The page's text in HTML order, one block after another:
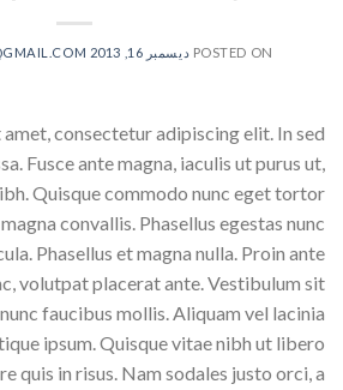
POSTED ON ديسمبر 16, 2013
consectetur adipiscing elit. In sed
Fusce ante magna, iaculis ut purus ut,
Quisque commodo nunc eget tortor
convallis. Phasellus egestas nunc
Phasellus et magna nulla. Proin ante
volutpat placerat ante. Vestibulum sit
faucibus mollis. Aliquam vel lacinia
ipsum. Quisque vitae nibh ut libero
quis in risus. Nam sodales justo orci, a